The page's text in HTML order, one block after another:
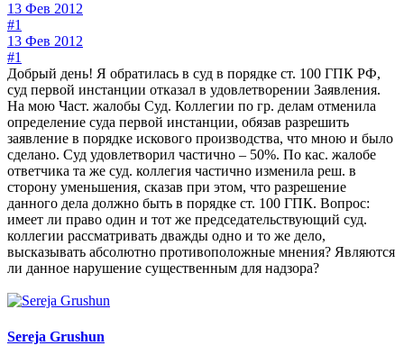
13 Фев 2012
#1
13 Фев 2012
#1
Добрый день! Я обратилась в суд в порядке ст. 100 ГПК РФ,
суд первой инстанции отказал в удовлетворении Заявления.
На мою Част. жалобы Суд. Коллегии по гр. делам отменила
определение суда первой инстанции, обязав разрешить
заявление в порядке искового производства, что мною и было
сделано. Суд удовлетворил частично – 50%. По кас. жалобе
ответчика та же суд. коллегия частично изменила реш. в
сторону уменьшения, сказав при этом, что разрешение
данного дела должно быть в порядке ст. 100 ГПК. Вопрос:
имеет ли право один и тот же председательствующий суд.
коллегии рассматривать дважды одно и то же дело,
высказывать абсолютно противоположные мнения? Являются
ли данное нарушение существенным для надзора?
Sereja Grushun